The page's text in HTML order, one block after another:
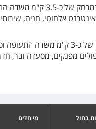
מלון בדרגת אירוח של 3 כוכבים השוכן במרחק
אלחוטי, חניה, שירותי
מפנקים, מסעדה ובר,
בחול
מיוחדים